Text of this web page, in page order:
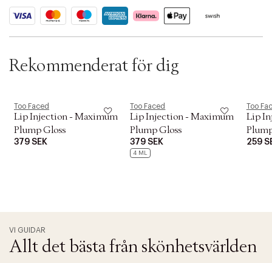
o
n
Rekommenderat för dig
Too Faced
Lip Injection - Maximum
Plump Gloss
379 SEK
Too Faced
Lip Injection - Maximum
Plump Gloss
379 SEK
4 ML
Too
Lip
259
VI GUIDAR
Allt det bästa från skönhetsvärlden